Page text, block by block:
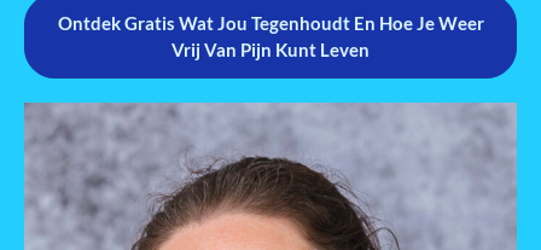
Ontdek Gratis Wat Jou Tegenhoudt En Hoe Je Weer
Vrij Van Pijn Kunt Leven